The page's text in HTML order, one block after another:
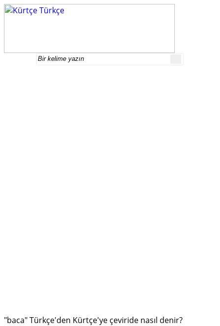
"baca" Türkçe'den Kürtçe'ye çeviride nasıl denir?